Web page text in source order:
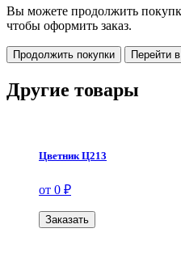
Вы можете продолжить
чтобы оформить заказ.
Продолжить покупки Перейти
Другие товары
Цветник Ц213
от 0 ₽
Заказать